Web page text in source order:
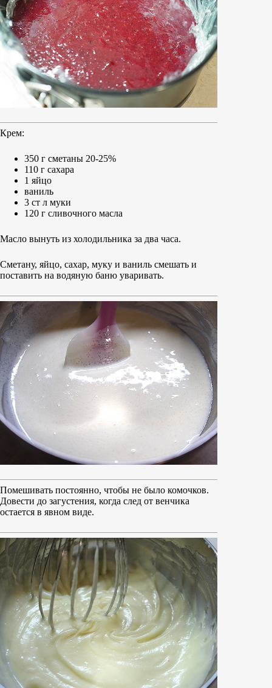
Крем:
350 г сметаны 20-25%
110 г сахара
1 яйцо
ваниль
3 ст л муки
120 г сливочного масла
Масло вынуть из холодильника за два часа.
Сметану, яйцо, сахар, муку и ваниль смешать и
поставить на водяную баню уваривать.
Помешивать постоянно, чтобы не было комочков.
Довести до загустения, когда след от венчика
остается в явном виде.